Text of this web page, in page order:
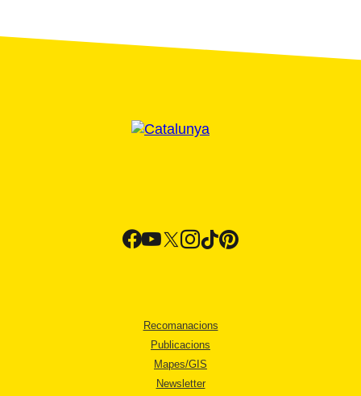
Recomanacions
Publicacions
Mapes/GIS
Newsletter